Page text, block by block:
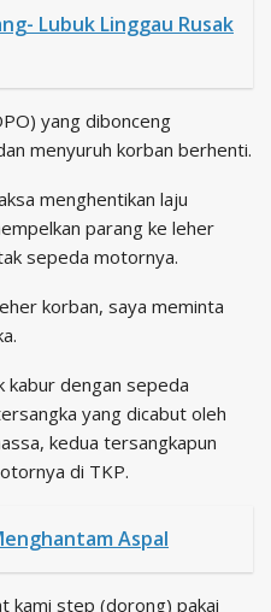
Lubuk Linggau Rusak
yang dibonceng
menyuruh korban berhenti.
menghentikan laju
parang ke leher
sepeda motornya.
korban, saya meminta
kabur dengan sepeda
yang dicabut oleh
kedua tersangkapun
di TKP.
Aspal
kami step (dorong) pakai